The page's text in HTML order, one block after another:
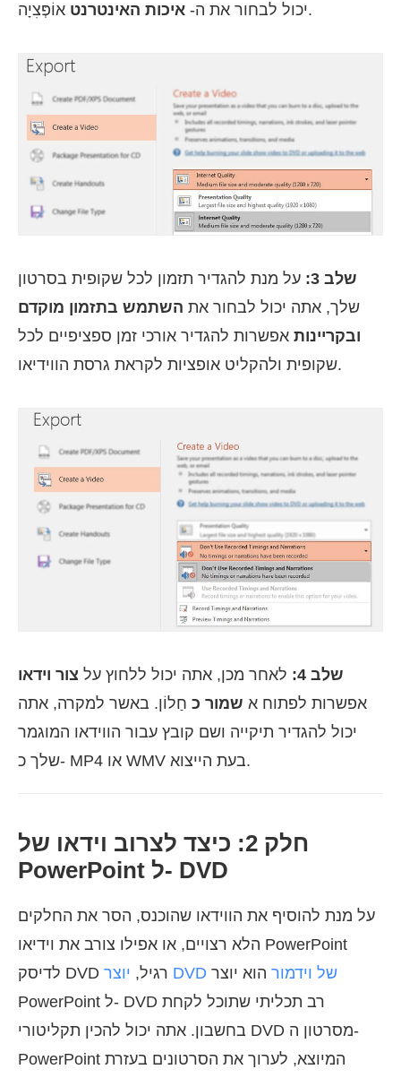
יכול לבחור את ה- איכות האינטרנט אוֹפְּצִיָה.
שלב 3:
על מנת להגדיר תזמון לכל שקופית בסרטון
שלך, אתה יכול לבחור את השתמש בתזמון מוקדם
ובקריינות אפשרות להגדיר אורכי זמן ספציפיים לכל
שקופית ולהקליט אופציות לקראת גרסת הווידיאו.
שלב 4: לאחר מכן, אתה יכול ללחוץ על צור וידאו
אפשרות לפתוח א שמור כ חַלוֹן. באשר למקרה, אתה
יכול להגדיר תיקייה ושם קובץ עבור הווידאו המוגמר
שלך כ- MP4 או WMV בעת הייצוא.
חלק 2: כיצד לצרוב וידאו של
PowerPoint ל- DVD
על מנת להוסיף את הווידאו שהוכנס, הסר את החלקים
הלא רצויים, או אפילו צורב את וידיאו PowerPoint
לדיסק DVD רגיל,
יוצר DVD של וידמור הוא יוצר
PowerPoint ל- DVD רב תכליתי שתוכל לקחת
בחשבון. אתה יכול להכין תקליטורי DVD מסרטון ה-
PowerPoint המיוצא, לערוך את הסרטונים בעזרת